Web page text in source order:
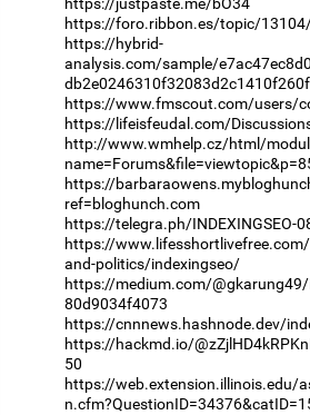
https://justpaste.me/bO34
https://foro.ribbon.es/topic/
https://hybrid-
analysis.com/sample/
https://www.fmscout.com/users/
https://lifeisfeudal.com/
http://www.wmhelp.cz/html/
https://
ref=bloghunch.com
https://telegra.ph/INDEXINGSEO-
https://
and-politics/indexingseo/
https://medium.com/
80d9034f4073
https://cnnnews.hashnode.dev/
https://hackmd.io/
50
https://web.extension.illinois.edu/